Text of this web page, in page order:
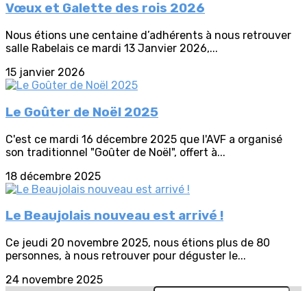
Vœux et Galette des rois 2026
Nous étions une centaine d’adhérents à nous retrouver
salle Rabelais ce mardi 13 Janvier 2026,...
15 janvier 2026
Le Goûter de Noël 2025
C'est ce mardi 16 décembre 2025 que l'AVF a organisé
son traditionnel "Goûter de Noël", offert à...
18 décembre 2025
Le Beaujolais nouveau est arrivé !
Ce jeudi 20 novembre 2025, nous étions plus de 80
personnes, à nous retrouver pour déguster le...
24 novembre 2025